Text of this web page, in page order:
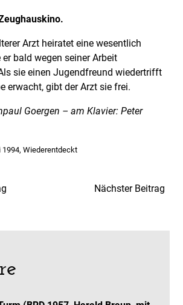
Arzt heiratet eine wesentlich
er bald wegen seiner Arbeit
sie einen Jugendfreund wiedertrifft
erwacht, gibt der Arzt sie frei.
Goergen – am Klavier: Peter
1994,Veröffentlicht
Wiederentdeckt
Nächster Beitrag